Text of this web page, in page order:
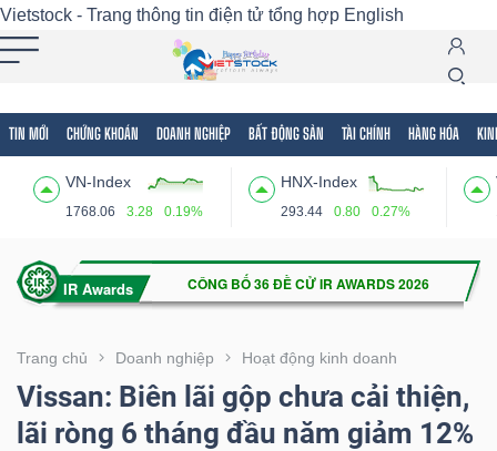
Vietstock - Trang thông tin điện tử tổng hợp English
TIN MỚI CHỨNG KHOÁN DOANH NGHIỆP BẤT ĐỘNG SẢN TÀI CHÍNH HÀNG HÓA
VN-Index
1768.06 3.28 0.19%
HNX-Index
293.44 0.80 0.27%
Trang chủ Doanh nghiệp Hoạt động kinh doanh
Vissan: Biên lãi gộp chưa cải thiện,
lãi ròng 6 tháng đầu năm giảm 12%
Tất cả Tính năng Ngành Mã chứng khoán
Tính
(-)
VIETSTOCK
CHỨNG